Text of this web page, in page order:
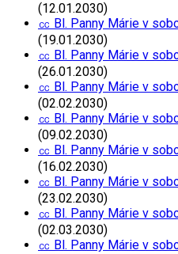
(12.01.2030)
㏄ Bl. Panny Márie v
(19.01.2030)
㏄ Bl. Panny Márie v
(26.01.2030)
㏄ Bl. Panny Márie v
(02.02.2030)
㏄ Bl. Panny Márie v
(09.02.2030)
㏄ Bl. Panny Márie v
(16.02.2030)
㏄ Bl. Panny Márie v
(23.02.2030)
㏄ Bl. Panny Márie v
(02.03.2030)
㏄ Bl. Panny Márie v